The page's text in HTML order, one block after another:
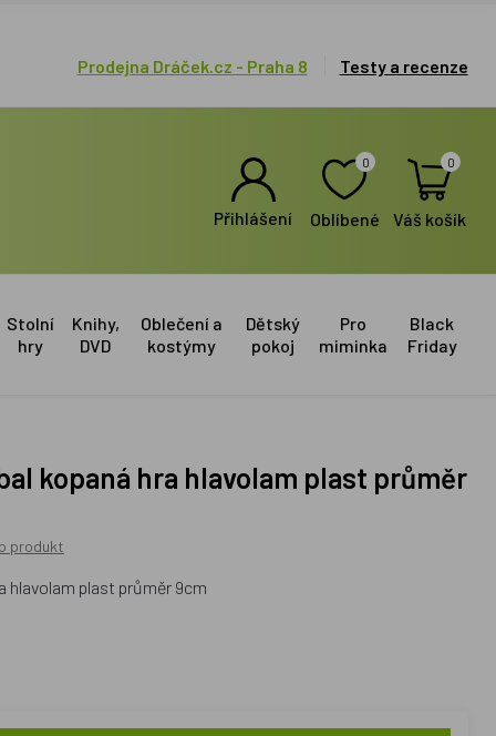
Prodejna Dráček.cz - Praha 8 Testy a recenze
Přihlášení
0
Oblíbené
0
Váš košík
Stolní
hry
Knihy,
DVD
Oblečení a
kostýmy
Dětský
pokoj
Pro
miminka
Black
Friday
produkt
hlavolam plast průměr 9cm